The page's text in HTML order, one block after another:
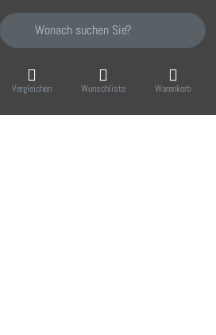
Geben Sie einen Suchbegriff ein. Während
Vergleichen Wunschliste Warenkorb